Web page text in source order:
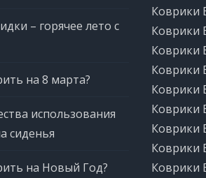
– горячее лето с
на 8 марта?
использования
сиденья
на Новый Год?
Коврики
Коврики
Коврики
Коврики
Коврики
Коврики
Коврики
Коврики
Коврики